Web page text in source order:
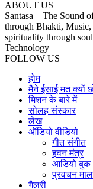
ABOUT US
Santasa – The Sound
through Bhakti, Music,
spirituality through
Technology
FOLLOW US
होम
मैंने ईसाई मत क्यों
मिशन के बारे में
सोलह संस्कार
लेख
ऑडियो वीडियो
गीत संगीत
हवन मंत्र
आडियो बुक
प्रवचन
गैलरी